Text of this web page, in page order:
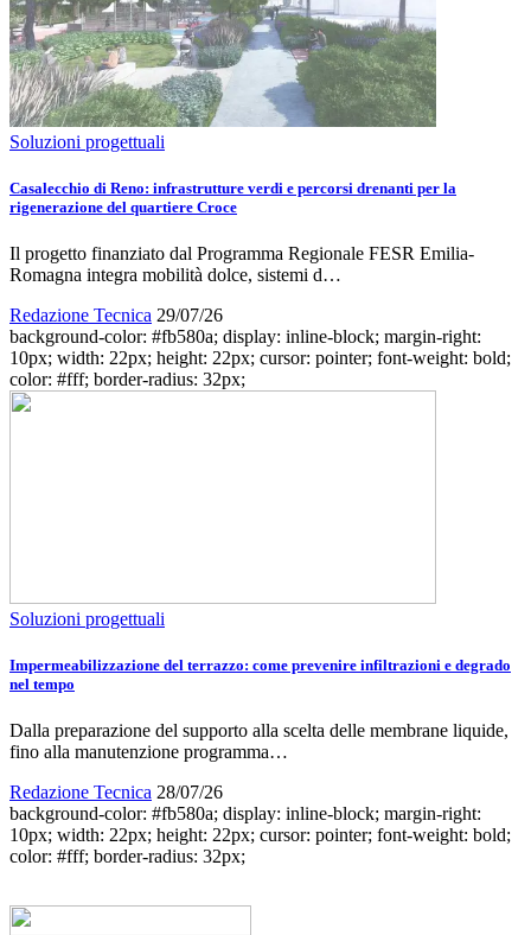
Soluzioni progettuali
Casalecchio di Reno: infrastrutture verdi e percorsi drenanti per la
rigenerazione del quartiere Croce
Il progetto finanziato dal Programma Regionale FESR Emilia-
Romagna integra mobilità dolce, sistemi d…
Redazione Tecnica 29/07/26
background-color: #fb580a; display: inline-block; margin-right:
10px; width: 22px; height: 22px; cursor: pointer; font-weight: bold;
color: #fff; border-radius: 32px;
Soluzioni progettuali
Impermeabilizzazione del terrazzo: come prevenire infiltrazioni e degrado
nel tempo
Dalla preparazione del supporto alla scelta delle membrane liquide,
fino alla manutenzione programma…
Redazione Tecnica 28/07/26
background-color: #fb580a; display: inline-block; margin-right:
10px; width: 22px; height: 22px; cursor: pointer; font-weight: bold;
color: #fff; border-radius: 32px;